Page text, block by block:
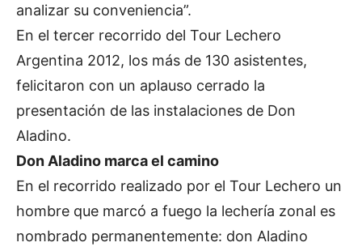
analizar su conveniencia”.
En el tercer recorrido del Tour Lechero
Argentina 2012, los más de 130 asistentes,
felicitaron con un aplauso cerrado la
presentación de las instalaciones de Don
Aladino.
Don Aladino marca el camino
En el recorrido realizado por el Tour Lechero un
hombre que marcó a fuego la lechería zonal es
nombrado permanentemente: don Aladino